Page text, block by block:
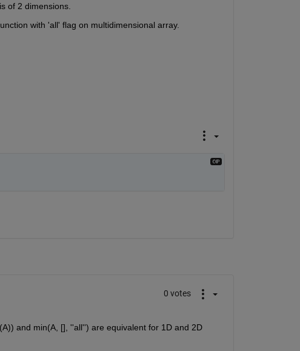
of 2 dimensions.
with 'all' flag on multidimensional array.
0 votes
and min(A, [], ''all'') are equivalent for 1D and 2D